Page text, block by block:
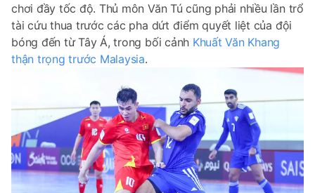
chơi đầy tốc độ. Thủ môn Văn Tú cũng phải nhiều lần trổ
tài cứu thua trước các pha dứt điểm quyết liệt của đội
bóng đến từ Tây Á, trong bối cảnh Khuất Văn Khang
thận trọng trước Malaysia.